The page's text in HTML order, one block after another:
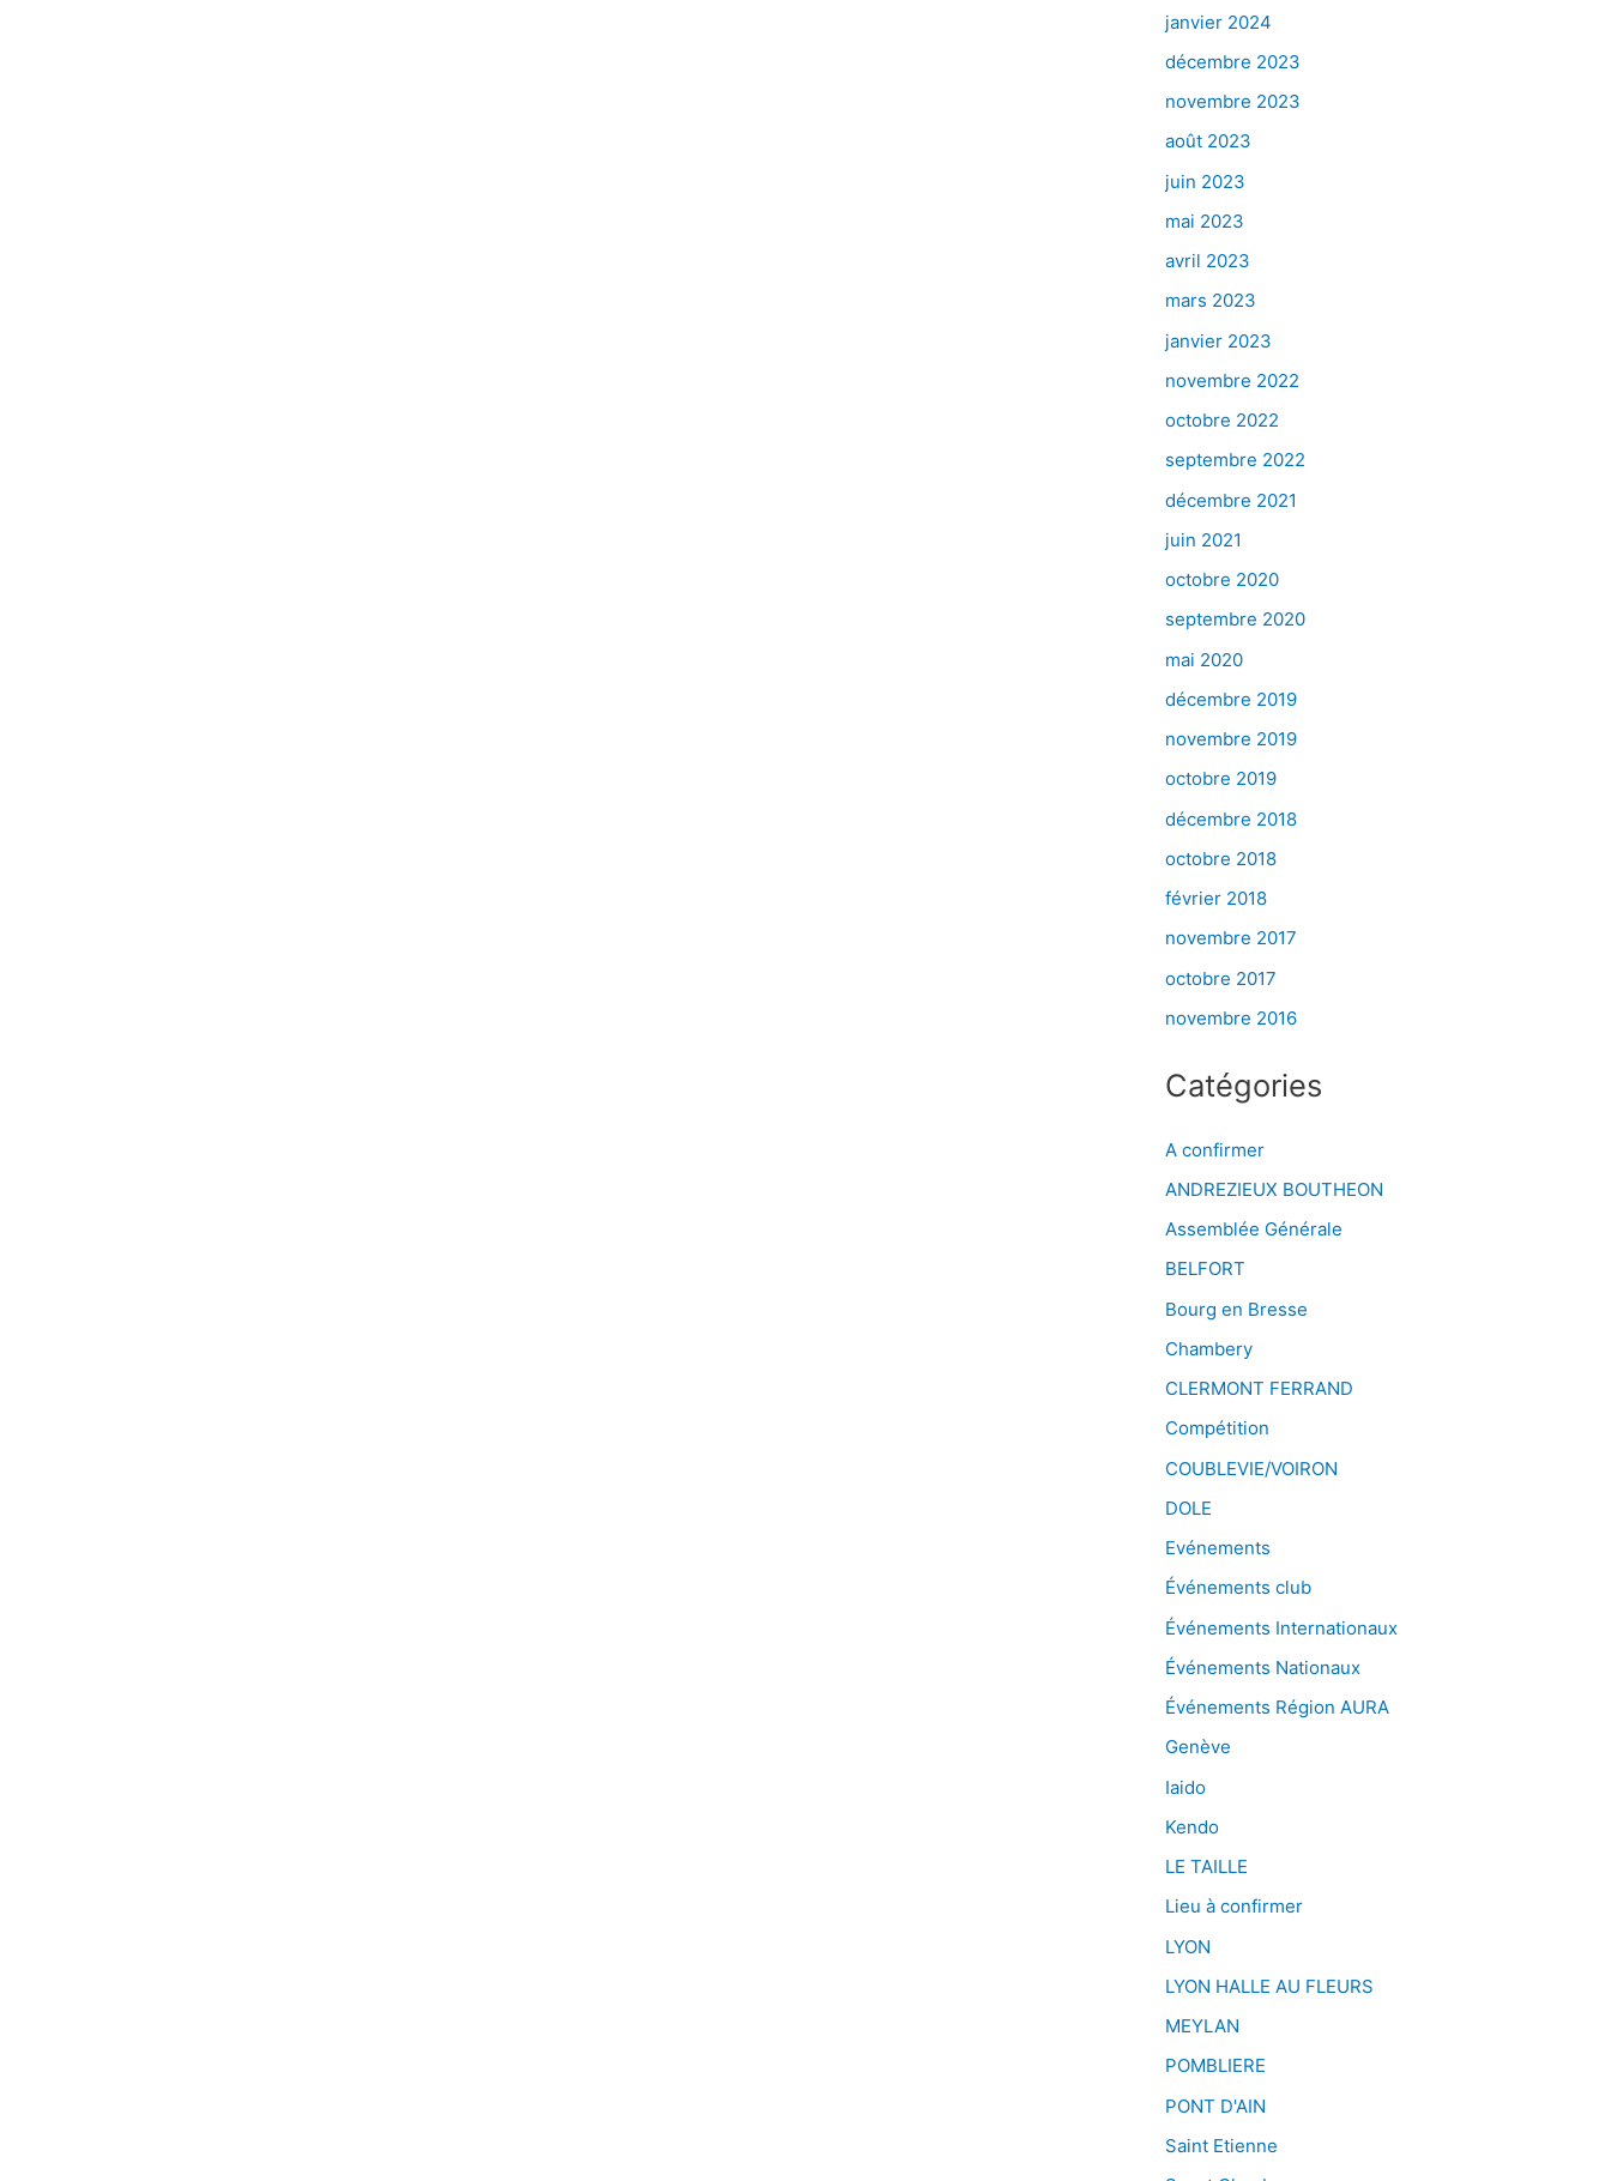
janvier 2024
décembre 2023
novembre 2023
août 2023
juin 2023
mai 2023
avril 2023
mars 2023
janvier 2023
novembre 2022
octobre 2022
septembre 2022
décembre 2021
juin 2021
octobre 2020
septembre 2020
mai 2020
décembre 2019
novembre 2019
octobre 2019
décembre 2018
octobre 2018
février 2018
novembre 2017
octobre 2017
novembre 2016
Catégories
A confirmer
ANDREZIEUX BOUTHEON
Assemblée Générale
BELFORT
Bourg en Bresse
Chambery
CLERMONT FERRAND
Compétition
COUBLEVIE/VOIRON
DOLE
Evénements
Événements club
Événements Internationaux
Événements Nationaux
Événements Région AURA
Genève
Iaido
Kendo
LE TAILLE
Lieu à confirmer
LYON
LYON HALLE AU FLEURS
MEYLAN
POMBLIERE
PONT D'AIN
Saint Etienne